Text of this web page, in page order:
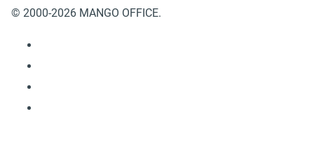
© 2000-2026 MANGO OFFICE.